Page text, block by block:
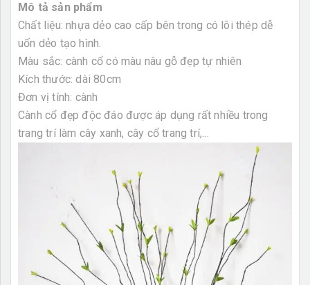
Mô tả sản phẩm
Chất liệu: nhựa dẻo cao cấp bên trong có lõi thép dễ
uốn dẻo tạo hình.
Màu sắc: cành cổ có màu nâu gỗ đẹp tự nhiên
Kích thước: dài 80cm
Đơn vị tính: cành
Cành cổ đẹp độc đáo được áp dụng rất nhiều trong
trang trí làm cây xanh, cây cổ trang trí,...